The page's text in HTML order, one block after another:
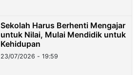
Sekolah Harus Berhenti Mengajar
untuk Nilai, Mulai Mendidik untuk
Kehidupan
23/07/2026 - 19:59